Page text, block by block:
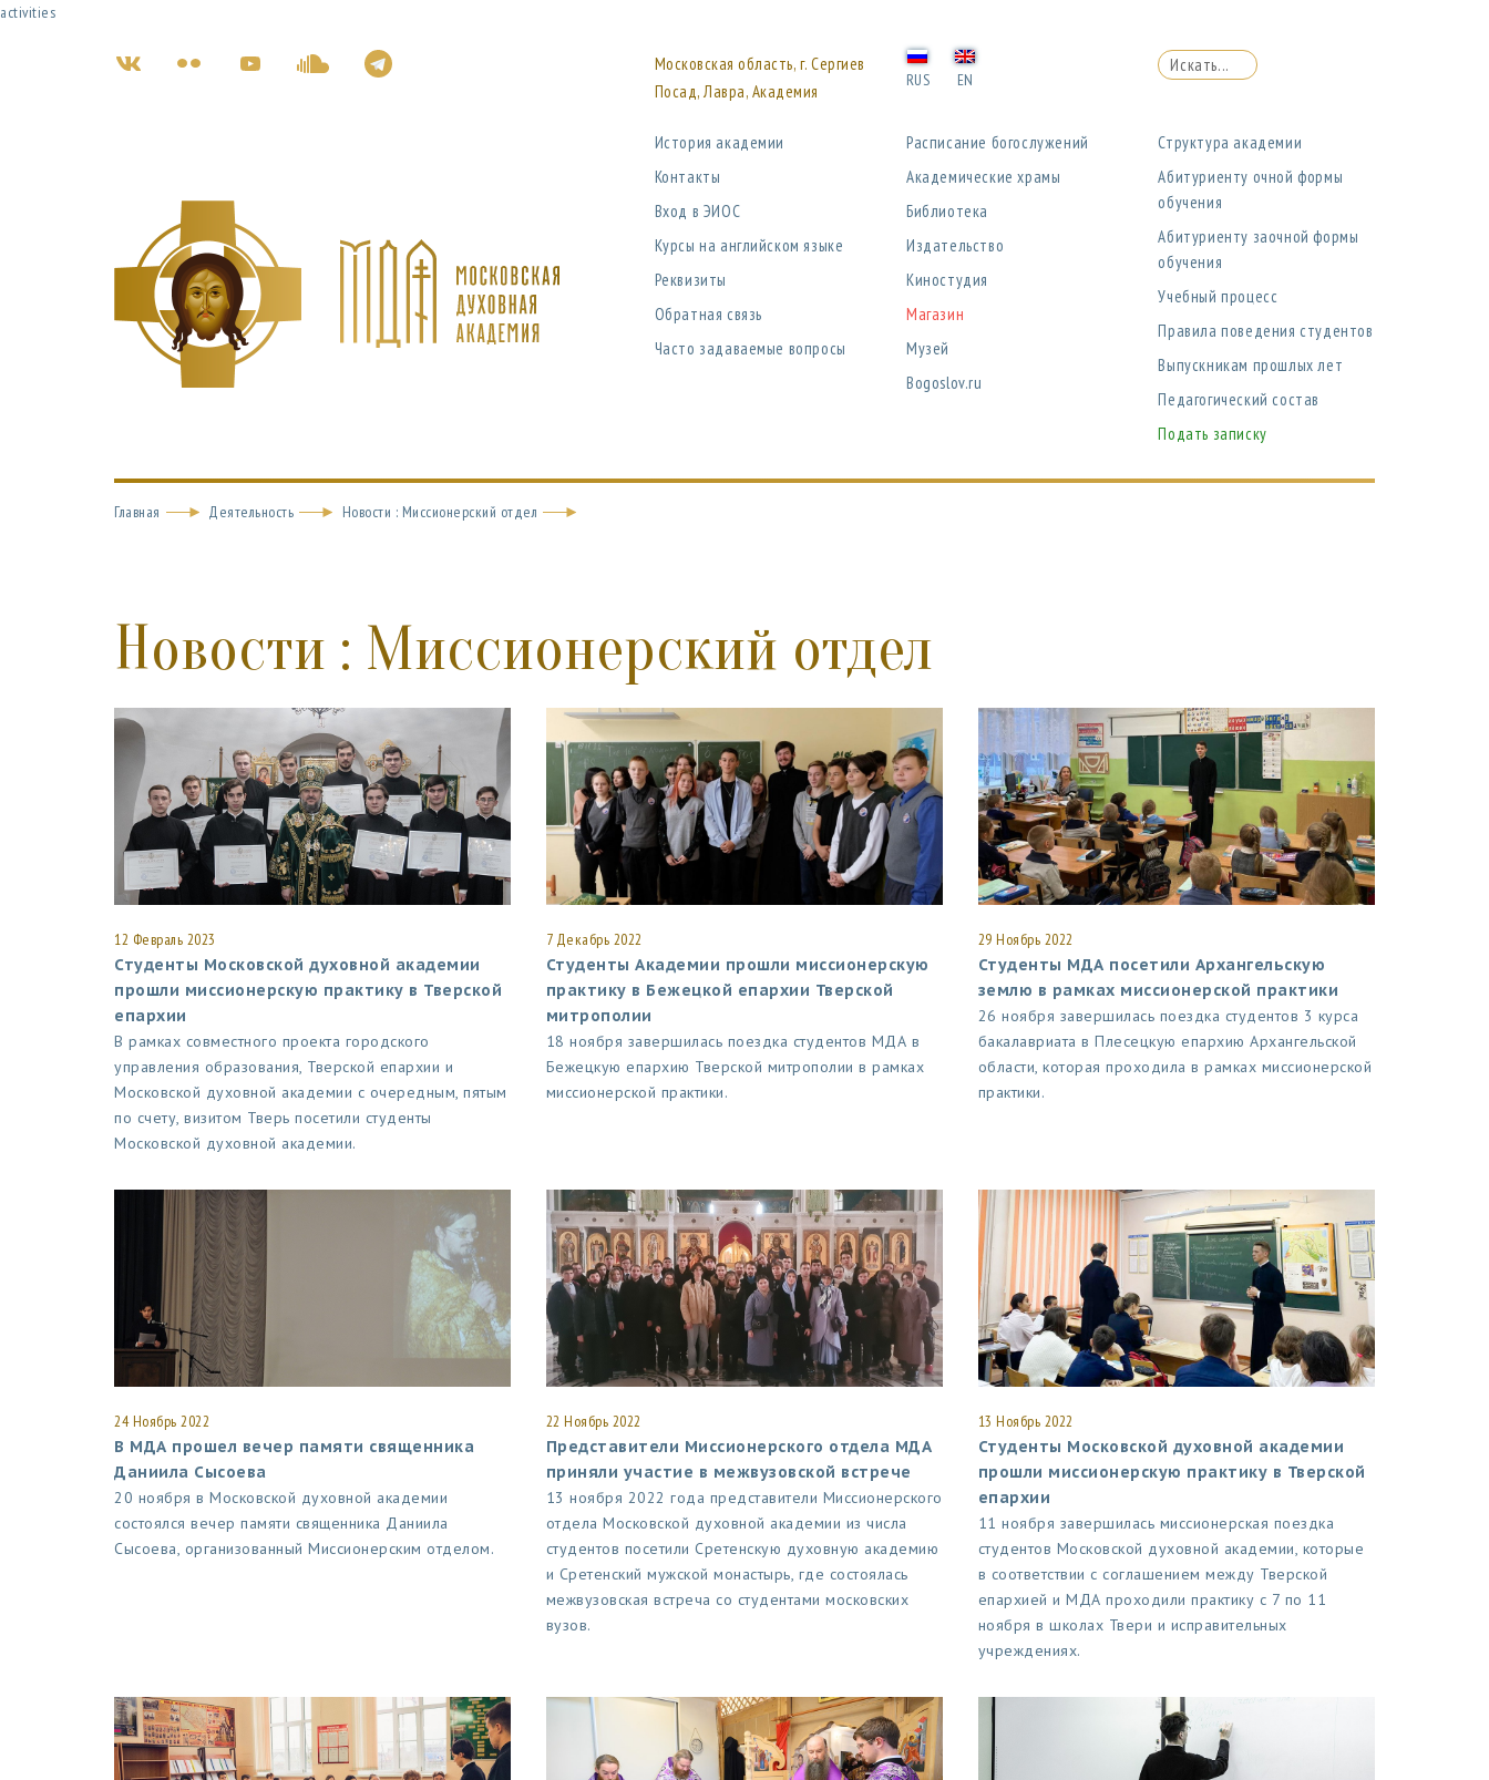
activities
Московская область, г. Сергиев
Посад, Лавра, Академия
RUS EN
История академии
Контакты
Вход в ЭИОС
Курсы на английском языке
Реквизиты
Обратная связь
Часто задаваемые вопросы
Расписание богослужений
Академические храмы
Библиотека
Издательство
Киностудия
Магазин
Музей
Bogoslov.ru
Структура академии
Абитуриенту очной формы
обучения
Абитуриенту заочной формы
обучения
Учебный процесс
Правила поведения студентов
Выпускникам прошлых лет
Педагогический состав
Подать записку
Главная Деятельность Новости : Миссионерский отдел
Новости : Миссионерский отдел
12 Февраль 2023
Студенты Московской духовной академии
прошли миссионерскую практику в Тверской
епархии
В рамках совместного проекта городского
управления образования, Тверской епархии и
Московской духовной академии с очередным, пятым
по счету, визитом Тверь посетили студенты
Московской духовной академии.
7 Декабрь 2022
Студенты Академии прошли миссионерскую
практику в Бежецкой епархии Тверской
митрополии
18 ноября завершилась поездка студентов МДА в
Бежецкую епархию Тверской митрополии в рамках
миссионерской практики.
29 Ноябрь 2022
Студенты МДА посетили Архангельскую
землю в рамках миссионерской практики
26 ноября завершилась поездка студентов 3 курса
бакалавриата в Плесецкую епархию Архангельской
области, которая проходила в рамках миссионерской
практики.
24 Ноябрь 2022
В МДА прошел вечер памяти священника
Даниила Сысоева
20 ноября в Московской духовной академии
состоялся вечер памяти священника Даниила
Сысоева, организованный Миссионерским отделом.
22 Ноябрь 2022
Представители Миссионерского отдела МДА
приняли участие в межвузовской встрече
13 ноября 2022 года представители Миссионерского
отдела Московской духовной академии из числа
студентов посетили Сретенскую духовную академию
и Сретенский мужской монастырь, где состоялась
межвузовская встреча со студентами московских
вузов.
13 Ноябрь 2022
Студенты Московской духовной академии
прошли миссионерскую практику в Тверской
епархии
11 ноября завершилась миссионерская поездка
студентов Московской духовной академии, которые
в соответствии с соглашением между Тверской
епархией и МДА проходили практику с 7 по 11
ноября в школах Твери и исправительных
учреждениях.